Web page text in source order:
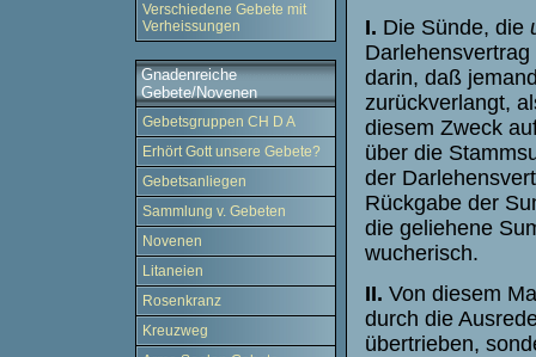
Verschiedene Gebete mit
Verheissungen
Gnadenreiche
Gebete/Novenen
Gebetsgruppen CH D A
Erhört Gott unsere Gebete?
Gebetsanliegen
Sammlung v. Gebeten
Novenen
Litaneien
Rosenkranz
Kreuzweg
I. Die Sünde, die
darin, daß
zurückverlangt,
diesem Zweck
über die
der
Rückgabe der
die geliehene
wucherisch.
II. Von diesem
durch die
übertrieben,